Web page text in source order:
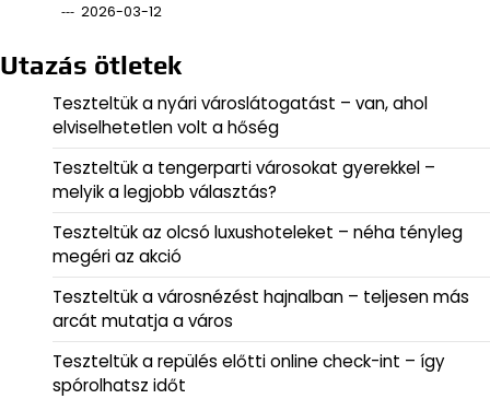
2026-03-12
Utazás ötletek
Teszteltük a nyári városlátogatást – van, ahol
elviselhetetlen volt a hőség
Teszteltük a tengerparti városokat gyerekkel –
melyik a legjobb választás?
Teszteltük az olcsó luxushoteleket – néha tényleg
megéri az akció
Teszteltük a városnézést hajnalban – teljesen más
arcát mutatja a város
Teszteltük a repülés előtti online check-int – így
spórolhatsz időt